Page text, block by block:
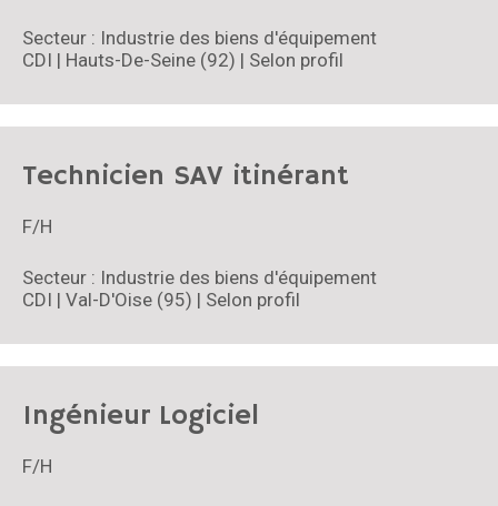
Secteur : Industrie des biens d'équipement
CDI | Hauts-De-Seine (92) | Selon profil
Technicien SAV itinérant
F/H
Secteur : Industrie des biens d'équipement
CDI | Val-D'Oise (95) | Selon profil
Ingénieur Logiciel
F/H